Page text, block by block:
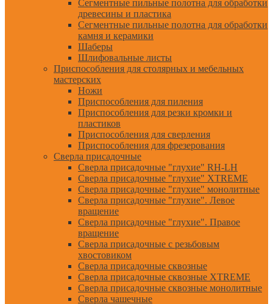
Сегментные пильные полотна для обработки
древесины и пластика
Сегментные пильные полотна для обработки
камня и керамики
Шаберы
Шлифовальные листы
Приспособления для столярных и мебельных
мастерских
Ножи
Приспособления для пиления
Приспособления для резки кромки и
пластиков
Приспособления для сверления
Приспособления для фрезерования
Сверла присадочные
Сверла присадочные "глухие" RH-LH
Сверла присадочные "глухие" XTREME
Сверла присадочные "глухие" монолитные
Сверла присадочные "глухие". Левое
вращение
Сверла присадочные "глухие". Правое
вращение
Сверла присадочные с резьбовым
хвостовиком
Сверла присадочные сквозные
Сверла присадочные сквозные XTREME
Сверла присадочные сквозные монолитные
Сверла чашечные